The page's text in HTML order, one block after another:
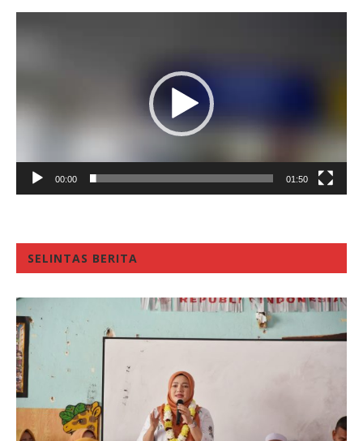
00:00 01:50
SELINTAS BERITA